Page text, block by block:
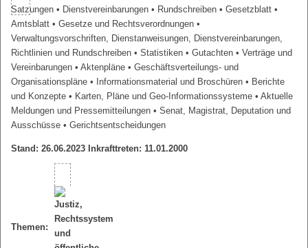
Satzungen • Dienstvereinbarungen • Rundschreiben • Gesetzblatt •
Amtsblatt • Gesetze und Rechtsverordnungen •
Verwaltungsvorschriften, Dienstanweisungen, Dienstvereinbarungen,
Richtlinien und Rundschreiben • Statistiken • Gutachten • Verträge und
Vereinbarungen • Aktenpläne • Geschäftsverteilungs- und
Organisationspläne • Informationsmaterial und Broschüren • Berichte
und Konzepte • Karten, Pläne und Geo-Informationssysteme • Aktuelle
Meldungen und Pressemitteilungen • Senat, Magistrat, Deputation und
Ausschüsse • Gerichtsentscheidungen
Stand: 26.06.2023 Inkrafttreten: 11.01.2000
Themen: